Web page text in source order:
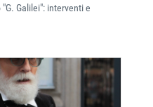
Galilei": interventi e